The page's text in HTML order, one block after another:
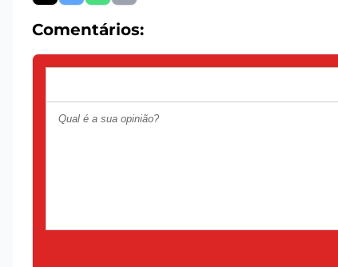
Comentários: